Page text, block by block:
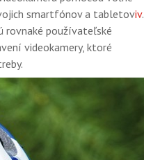
smartfónov a tabletoviv.
rovnaké používateľské
videokamery, ktoré